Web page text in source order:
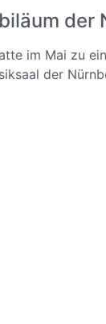
der
im Mai zu
der